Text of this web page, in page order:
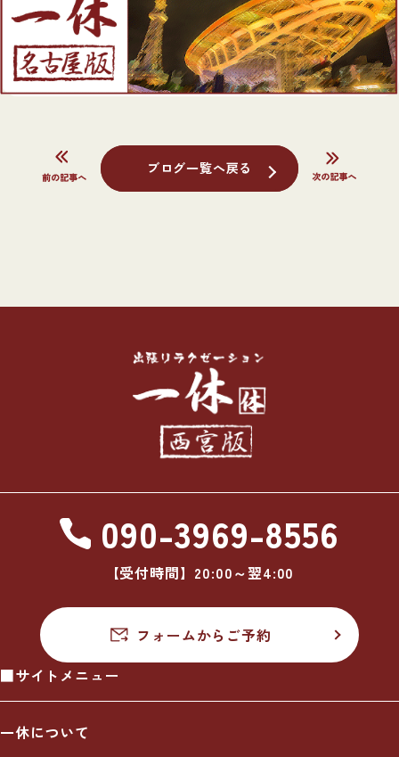
ブログ一覧へ戻る
090-3969-8556
【受付時間】20:00～翌4:00
フォームからご予約
■サイトメニュー
一休について